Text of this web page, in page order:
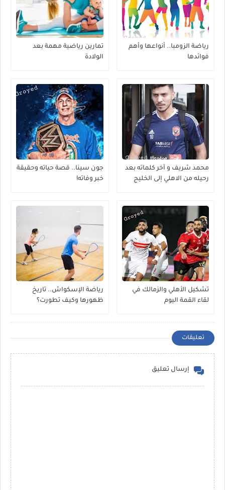
رياضة الزومبا.. أنواعها وأهم
فوائدها
تمارين رياضية مهمة بعد
الولادة
محمد شريف و آخر كلماته بعد
رحيله من الاهلي إلى الخليج
جون سينا.. قصة حياته وحقيقة
خبر وفاته!
تشكيل الأهلي والزمالك في
لقاء القمة اليوم
رياضة الإسكواش.. تاريخ
ظهورها وكيف تطورت؟
تعليقات
إرسال تعليق